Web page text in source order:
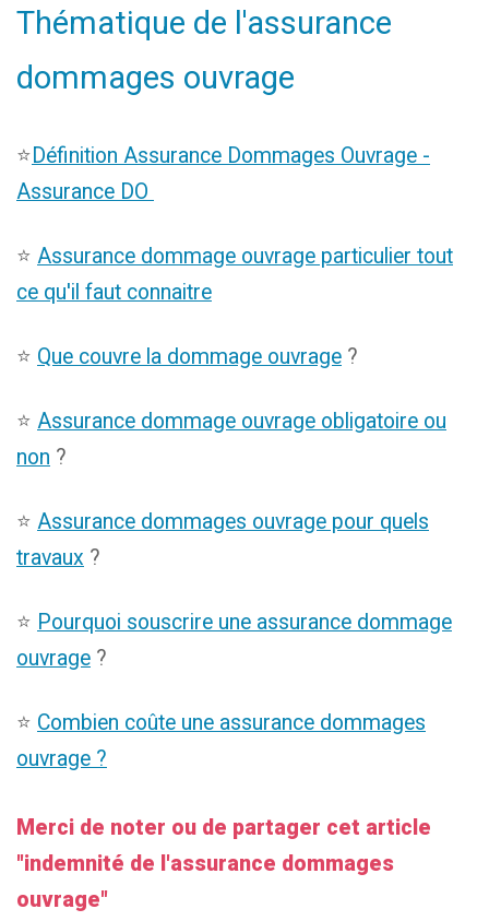
Thématique de l'assurance
dommages ouvrage
⭐Définition Assurance Dommages Ouvrage -
Assurance DO
⭐ Assurance dommage ouvrage particulier tout
ce qu'il faut connaitre
⭐ Que couvre la dommage ouvrage ?
⭐ Assurance dommage ouvrage obligatoire ou
non ?
⭐ Assurance dommages ouvrage pour quels
travaux ?
⭐ Pourquoi souscrire une assurance dommage
ouvrage ?
⭐ Combien coûte une assurance dommages
ouvrage ?
Merci de noter ou de partager cet article
"indemnité de l'assurance dommages
ouvrage"